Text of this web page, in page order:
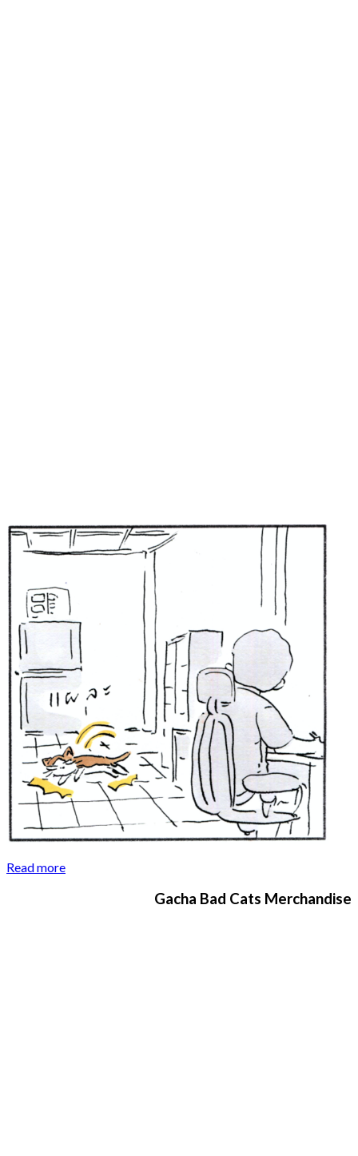
Read more
Gacha Bad Cats Merchandise